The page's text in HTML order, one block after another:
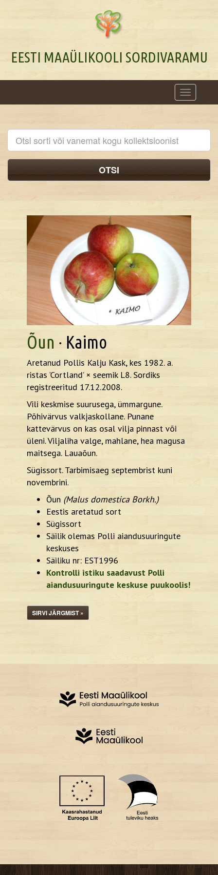
EESTI MAAÜLIKOOLI SORDIVARAMU
Toggle
navigation
OTSI
Õun · Kaimo
Aretanud Pollis Kalju Kask, kes 1982. a.
ristas ’Cortland’ × seemik L8. Sordiks
registreeritud 17.12.2008.
Vili keskmise suurusega, ümmargune.
Põhivärvus valkjaskollane. Punane
kattevärvus on kas osal vilja pinnast või
üleni. Viljaliha valge, mahlane, hea magusa
maitsega. Lauaõun.
Sügissort. Tarbimisaeg septembrist kuni
novembrini.
Õun (Malus domestica Borkh.)
Eestis aretatud sort
Sügissort
Säilik olemas Polli aiandusuuringute
keskuses
Säiliku nr: EST1996
Kontrolli istiku saadavust Polli
aiandusuuringute keskuse puukoolis!
SIRVI JÄRGMIST »